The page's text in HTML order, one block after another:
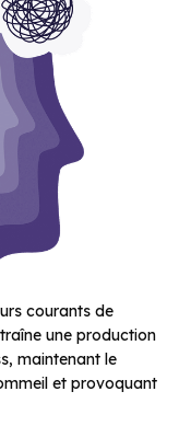
courants de
une production
maintenant le
et provoquant